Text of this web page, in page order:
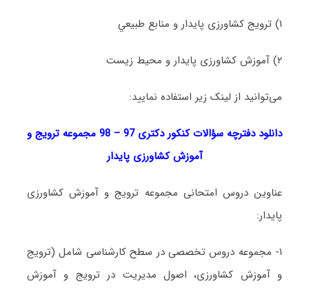
۱) ﺗﺮوﻳﺞ ﻛﺸﺎورزی ﭘﺎﻳﺪار و ﻣﻨﺎﺑﻊ ﻃﺒﻴﻌﻲ
۲) آﻣﻮزش ﻛﺸﺎورزی ﭘﺎﻳﺪار و ﻣﺤﻴﻂ زﻳﺴﺖ
می‌توانید از لینک زیر استفاده نمایید:
دانلود دفترچه سؤالات کنکور دکتری 97 – 98 مجموعه ترویج و
آموزش کشاورزی پایدار
عناوین دروس امتحانی مجموعه ترویج و آموزش کشاورزی
پایدار:
۱- مجموعه دروس تخصصی در سطح کارشناسی شامل (ترویج
و آموزش کشاورزی، اصول مدیریت در ترویج و آموزش